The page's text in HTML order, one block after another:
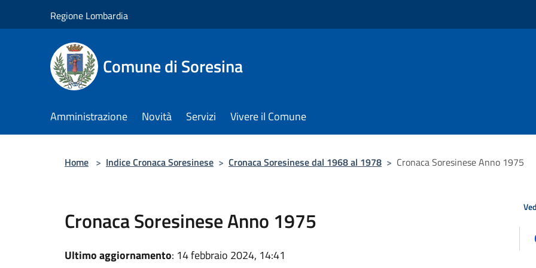
Regione Lombardia
Comune di Soresina
Amministrazione Novità Servizi Vivere il Comune
Home > Indice Cronaca Soresinese > Cronaca Soresinese dal 1968 al 1978 > Cronaca Soresinese Anno 1975
Cronaca Soresinese Anno 1975
Ultimo aggiornamento: 14 febbraio 2024, 14:41